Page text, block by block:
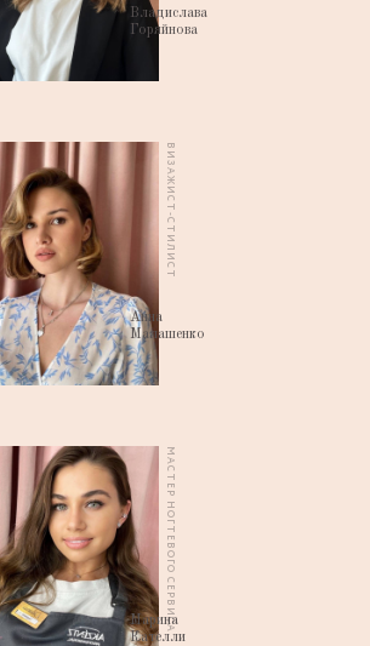
Владислава
Горяйнова
ВИЗАЖИСТ-СТИЛИСТ
Анна
Малашенко
МАСТЕР НОГТЕВОГО СЕРВИСА
Марина
Кателли